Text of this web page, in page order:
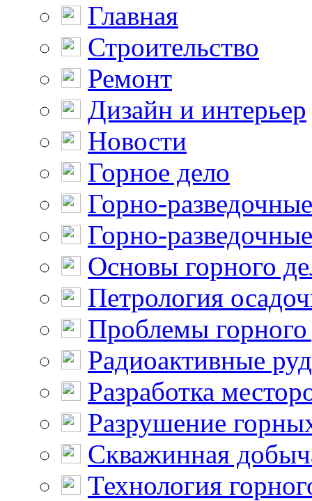
Главная
Строительство
Ремонт
Дизайн и интерьер
Новости
Горное дело
Горно-
Горно-
Основы горного
Петрология
Проблемы горного
Радиоактивные
Разработка
Разрушение
Скважинная
Технология